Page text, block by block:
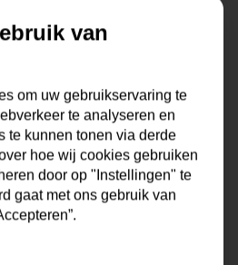
zo bijzonder?
bij elke woonstijl.
cm diameter, zo heb je altijd de
Geen gedoe met ophangen, dit
muur.
van
om uw gebruikservaring te
te analyseren en
te kunnen tonen via derde
hoe wij cookies gebruiken
door op "Instellingen" te
gaat met ons gebruik van